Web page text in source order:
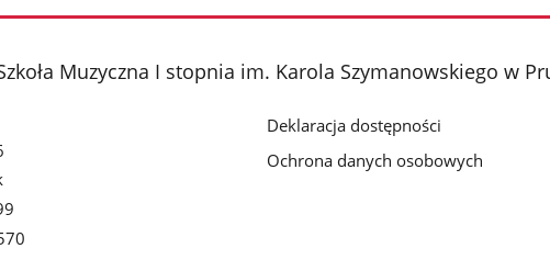
Muzyczna I stopnia im. Karola Szymanowskiego w
Deklaracja dostępności
Ochrona danych osobowych